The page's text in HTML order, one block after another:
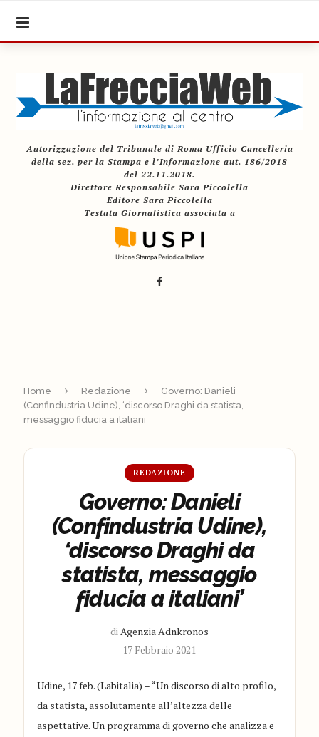
Autorizzazione del Tribunale di Roma Ufficio Cancelleria
della sez. per la Stampa e l’Informazione aut. 186/2018
del 22.11.2018.
Direttore Responsabile Sara Piccolella
Editore Sara Piccolella
Testata Giornalistica associata a
Home Redazione
Governo: Danieli
(Confindustria Udine), ‘discorso Draghi da statista,
messaggio fiducia a italiani’
REDAZIONE
Governo: Danieli
(Confindustria Udine),
‘discorso Draghi da
statista, messaggio
fiducia a italiani’
di Agenzia Adnkronos
17 Febbraio 2021
Udine, 17 feb. (Labitalia) – “Un discorso di alto profilo,
da statista, assolutamente all’altezza delle
aspettative. Un programma di governo che analizza e